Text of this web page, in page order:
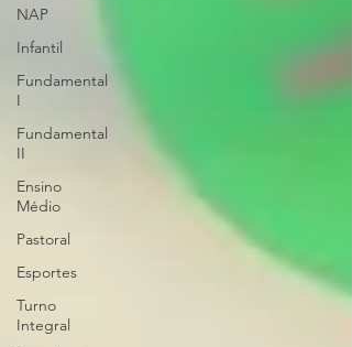
NAP
Infantil
Fundamental
I
Fundamental
II
Ensino
Médio
Pastoral
Esportes
Turno
Integral